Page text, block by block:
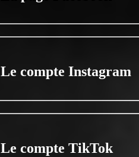
Le compte Instagram
Le compte TikTok